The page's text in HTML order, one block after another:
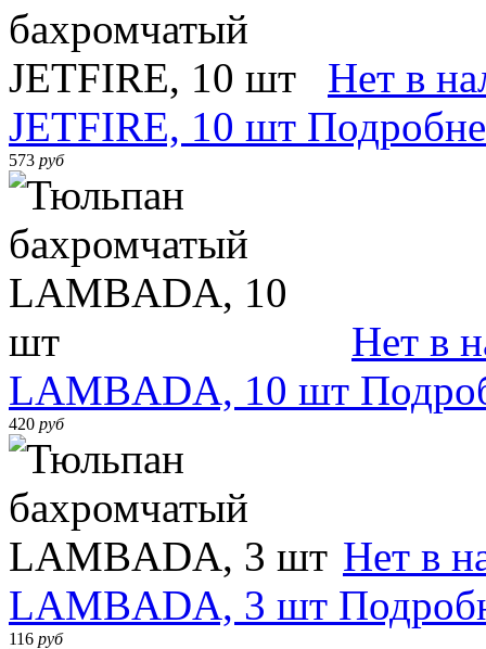
Нет в
JETFIRE, 10 шт
573 руб
Нет в
LAMBADA, 10 шт
420 руб
Нет в
LAMBADA, 3 шт
116 руб